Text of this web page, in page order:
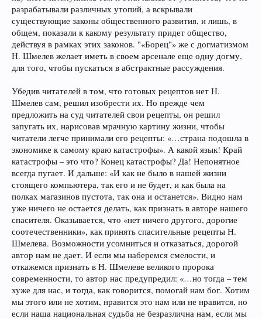
разрабатывали различных утопий, а вскрывали
существующие законы общественного развития, и лишь, в
общем, показали к какому результату придет общество,
действуя в рамках этих законов. "«Борец"» же с догматизмом
Н. Шмелев желает иметь в своем арсенале еще одну догму,
для того, чтобы пускаться в абстрактные рассуждения.
Убедив читателей в том, что готовых рецептов нет Н.
Шмелев сам, решил изобрести их. Но прежде чем
предложить на суд читателей свои рецепты, он решил
запугать их, нарисовав мрачную картину жизни, чтобы
читатели легче принимали его рецепты: «…страна подошла в
экономике к самому краю катастрофы». А какой язык! Край
катастрофы – это что? Конец катастрофы? Да! Непонятное
всегда пугает. И дальше: «И как не было в нашей жизни
стоящего компьютера, так его и не будет, и как была на
полках магазинов пустота, так она и останется». Видно нам
уже ничего не остается делать, как признать в авторе нашего
спасителя. Оказывается, что «нет ничего другого, дорогие
соотечественники», как принять спасительные рецепты Н.
Шмелева. Возможности усомниться и отказаться, дорогой
автор нам не дает. И если мы наберемся смелости, и
откажемся признать в Н. Шмелеве великого пророка
современности, то автор нас предупредил: «…но тогда – тем
хуже для нас, и тогда, как говорится, помогай нам бог. Хотим
мы этого или не хотим, нравится это нам или не нравится, но
если наша национальная судьба не безразлична нам, если мы